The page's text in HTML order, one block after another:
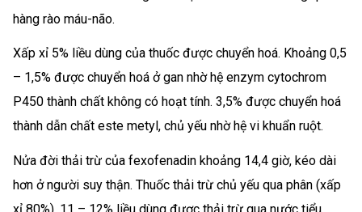
hàng rào máu-não.
Xấp xỉ 5% liều dùng của thuốc được chuyển hoá. Khoảng 0,5
– 1,5% được chuyển hoá ở gan nhờ hệ enzym cytochrom
P450 thành chất không có hoạt tính. 3,5% được chuyển hoá
thành dẫn chất este metyl, chủ yếu nhờ hệ vi khuẩn ruột.
Nửa đời thải trừ của fexofenadin khoảng 14,4 giờ, kéo dài
hơn ở người suy thận. Thuốc thải trừ chủ yếu qua phân (xấp